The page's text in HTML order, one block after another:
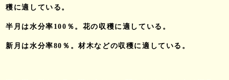
穫に適している。
半月は水分率100％。花の収穫に適している。
新月は水分率80％。材木などの収穫に適している。